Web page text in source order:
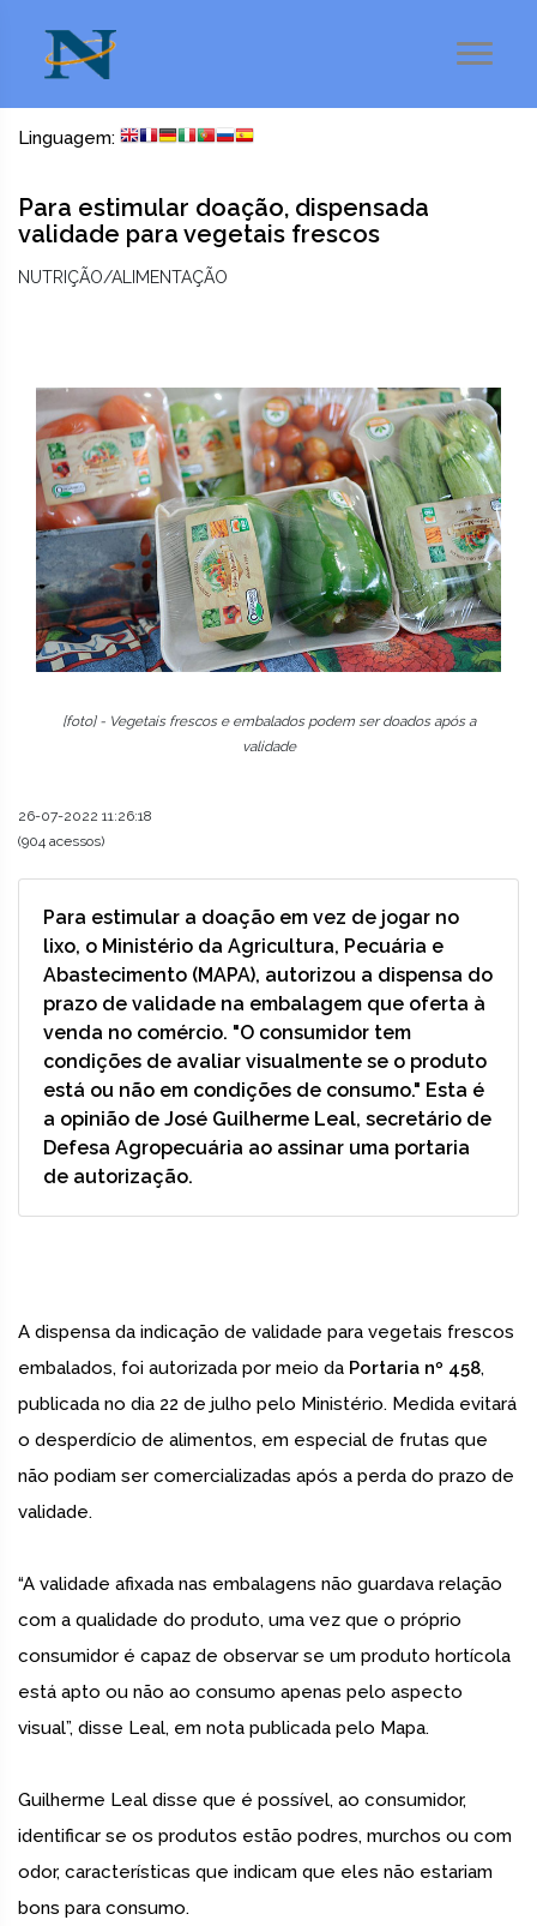
Linguagem:
Para estimular doação, dispensada
validade para vegetais frescos
NUTRIÇÃO/ALIMENTAÇÃO
[foto] - Vegetais frescos e embalados podem ser doados após a
validade
26-07-2022 11:26:18
(904 acessos)
Para estimular a doação em vez de jogar no
lixo, o Ministério da Agricultura, Pecuária e
Abastecimento (MAPA), autorizou a dispensa do
prazo de validade na embalagem que oferta à
venda no comércio. "O consumidor tem
condições de avaliar visualmente se o produto
está ou não em condições de consumo." Esta é
a opinião de José Guilherme Leal, secretário de
Defesa Agropecuária ao assinar uma portaria
de autorização.
A dispensa da indicação de validade para vegetais frescos
embalados, foi autorizada por meio da Portaria nº 458,
publicada no dia 22 de julho pelo Ministério. Medida evitará
o desperdício de alimentos, em especial de frutas que
não podiam ser comercializadas após a perda do prazo de
validade.
“A validade afixada nas embalagens não guardava relação
com a qualidade do produto, uma vez que o próprio
consumidor é capaz de observar se um produto hortícola
está apto ou não ao consumo apenas pelo aspecto
visual”, disse Leal, em nota publicada pelo Mapa.
Guilherme Leal disse que é possível, ao consumidor,
identificar se os produtos estão podres, murchos ou com
odor, características que indicam que eles não estariam
bons para consumo.